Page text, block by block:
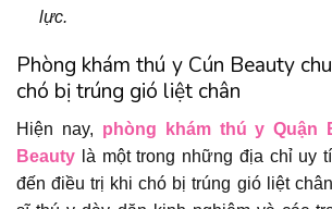
lực.
Phòng khám thú y Cún Beauty
chó bị trúng gió liệt chân
Hiện nay, phòng khám thú y Quận
Beauty là một trong những địa chỉ uy
đến điều trị khi chó bị trúng gió liệt